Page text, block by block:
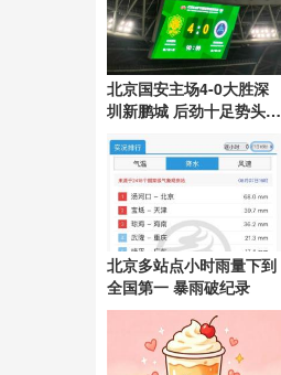
北京国安主场4-0大胜深
圳新鹏城 后劲十足势头良
北京多站点小时雨量下到
全国第一 暴雨破纪录